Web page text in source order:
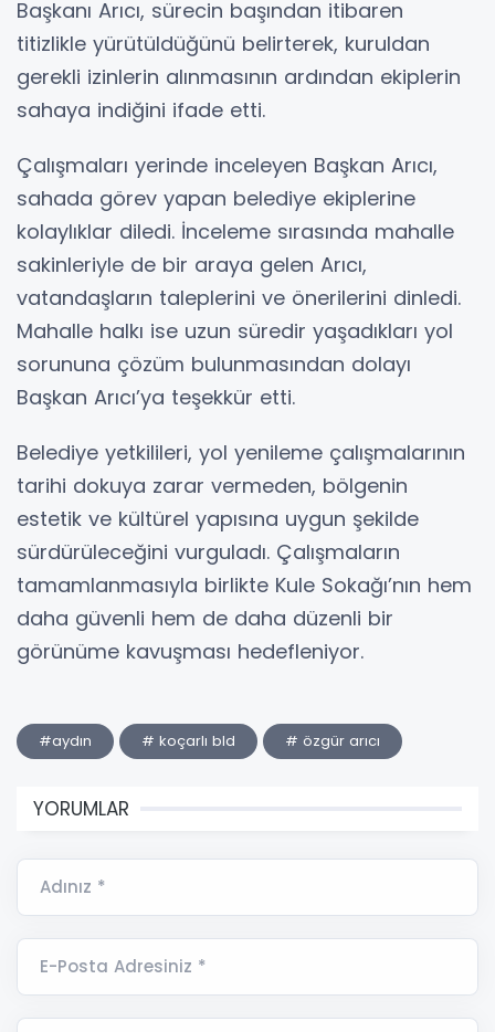
Başkanı Arıcı, sürecin başından itibaren
titizlikle yürütüldüğünü belirterek, kuruldan
gerekli izinlerin alınmasının ardından ekiplerin
sahaya indiğini ifade etti.
Çalışmaları yerinde inceleyen Başkan Arıcı,
sahada görev yapan belediye ekiplerine
kolaylıklar diledi. İnceleme sırasında mahalle
sakinleriyle de bir araya gelen Arıcı,
vatandaşların taleplerini ve önerilerini dinledi.
Mahalle halkı ise uzun süredir yaşadıkları yol
sorununa çözüm bulunmasından dolayı
Başkan Arıcı’ya teşekkür etti.
Belediye yetkilileri, yol yenileme çalışmalarının
tarihi dokuya zarar vermeden, bölgenin
estetik ve kültürel yapısına uygun şekilde
sürdürüleceğini vurguladı. Çalışmaların
tamamlanmasıyla birlikte Kule Sokağı’nın hem
daha güvenli hem de daha düzenli bir
görünüme kavuşması hedefleniyor.
#aydın # koçarlı bld # özgür arıcı
YORUMLAR
Adınız *
E-Posta Adresiniz *